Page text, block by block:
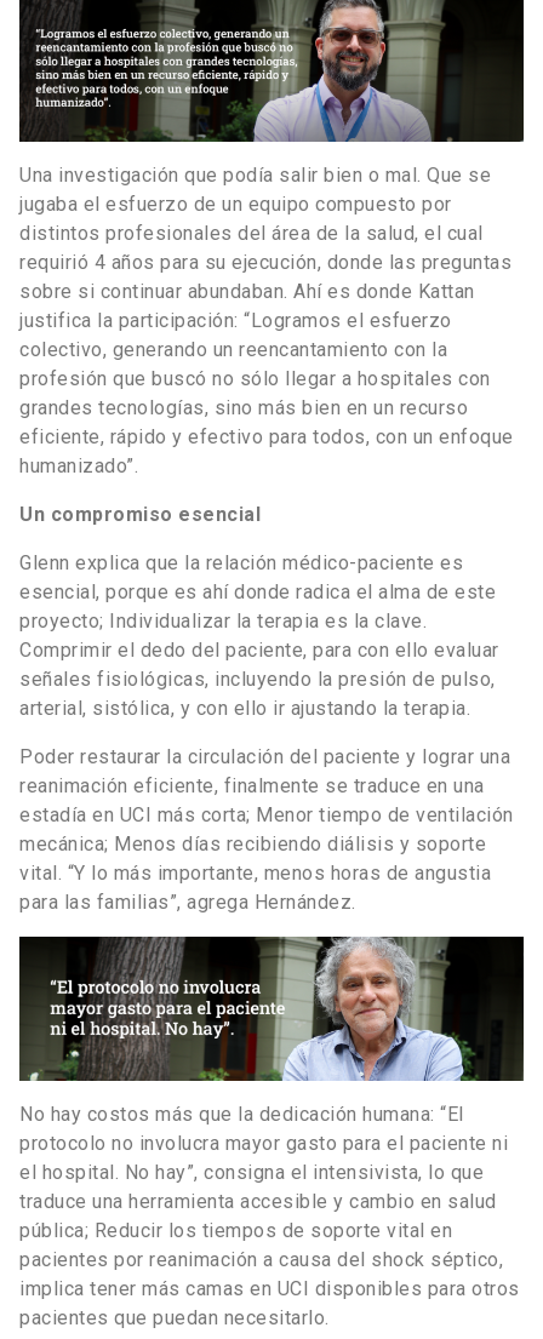
Una investigación que podía salir bien o mal. Que se
jugaba el esfuerzo de un equipo compuesto por
distintos profesionales del área de la salud, el cual
requirió 4 años para su ejecución, donde las preguntas
sobre si continuar abundaban. Ahí es donde Kattan
justifica la participación: “Logramos el esfuerzo
colectivo, generando un reencantamiento con la
profesión que buscó no sólo llegar a hospitales con
grandes tecnologías, sino más bien en un recurso
eficiente, rápido y efectivo para todos, con un enfoque
humanizado”.
Un compromiso esencial
Glenn explica que la relación médico-paciente es
esencial, porque es ahí donde radica el alma de este
proyecto; Individualizar la terapia es la clave.
Comprimir el dedo del paciente, para con ello evaluar
señales fisiológicas, incluyendo la presión de pulso,
arterial, sistólica, y con ello ir ajustando la terapia.
Poder restaurar la circulación del paciente y lograr una
reanimación eficiente, finalmente se traduce en una
estadía en UCI más corta; Menor tiempo de ventilación
mecánica; Menos días recibiendo diálisis y soporte
vital. “Y lo más importante, menos horas de angustia
para las familias”, agrega Hernández.
No hay costos más que la dedicación humana: “El
protocolo no involucra mayor gasto para el paciente ni
el hospital. No hay”, consigna el intensivista, lo que
traduce una herramienta accesible y cambio en salud
pública; Reducir los tiempos de soporte vital en
pacientes por reanimación a causa del shock séptico,
implica tener más camas en UCI disponibles para otros
pacientes que puedan necesitarlo.